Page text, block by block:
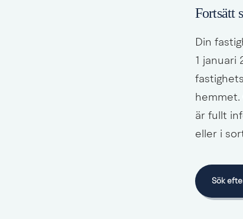
Fortsätt
Din
1 januari
är fullt
eller i
Sök
Länk till